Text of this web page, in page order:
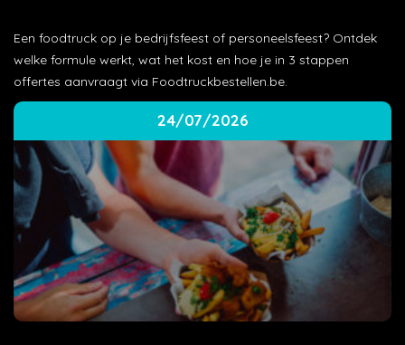
Een foodtruck op je bedrijfsfeest of personeelsfeest? Ontdek
welke formule werkt, wat het kost en hoe je in 3 stappen
offertes aanvraagt via Foodtruckbestellen.be.
24/07/2026